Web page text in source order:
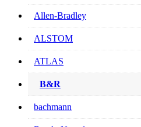
Allen-Bradley
ALSTOM
ATLAS
B&R
bachmann